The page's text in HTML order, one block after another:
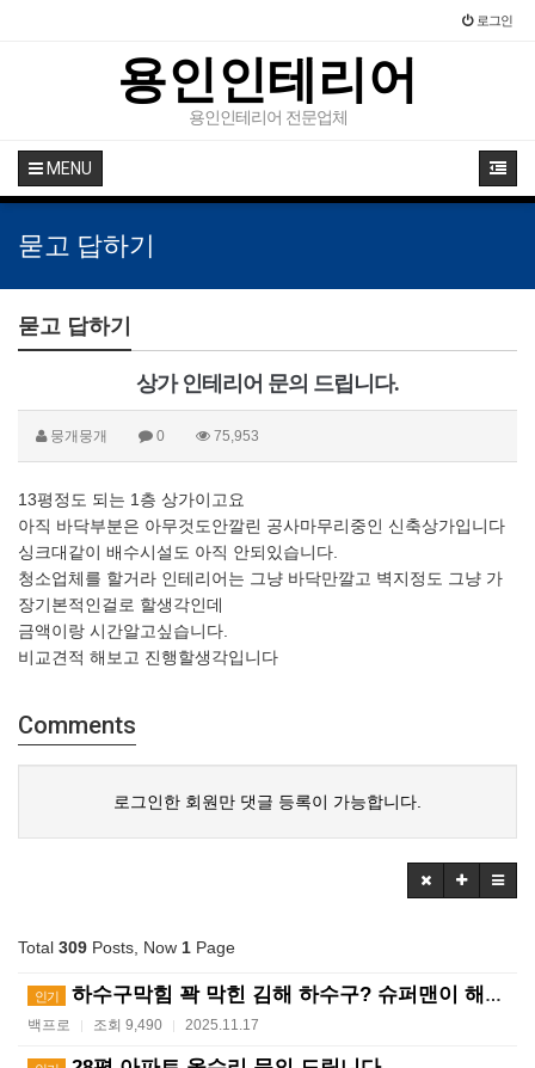
로그인
용인인테리어
용인인테리어 전문업체
MENU
묻고 답하기
묻고 답하기
상가 인테리어 문의 드립니다.
뭉개뭉개 0 75,953
13평정도 되는 1층 상가이고요
아직 바닥부분은 아무것도안깔린 공사마무리중인 신축상가입니다
싱크대같이 배수시설도 아직 안되있습니다.
청소업체를 할거라 인테리어는 그냥 바닥만깔고 벽지정도 그냥 가
장기본적인걸로 할생각인데
금액이랑 시간알고싶습니다.
비교견적 해보고 진행할생각입니다
Comments
로그인한 회원만 댓글 등록이 가능합니다.
Total 309 Posts, Now 1 Page
인기 하수구막힘 꽉 막힌 김해 하수구? 슈퍼맨이 해결사! ?…
백프로 | 조회 9,490 | 2025.11.17